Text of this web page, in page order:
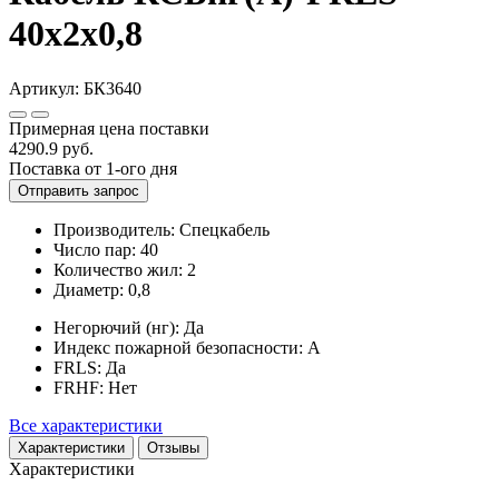
40x2x0,8
Артикул: БК3640
Примерная цена поставки
4290.9 руб.
Поставка от 1-ого дня
Отправить запрос
Производитель: Спецкабель
Число пар: 40
Количество жил: 2
Диаметр: 0,8
Негорючий (нг): Да
Индекс пожарной безопасности: A
FRLS: Да
FRHF: Нет
Все характеристики
Характеристики Отзывы
Характеристики